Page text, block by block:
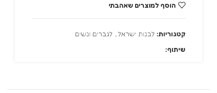
הוסף למוצרים שאהבתי
קטגוריות: לבנות ישראל, לגברים ונשים
שיתוף: